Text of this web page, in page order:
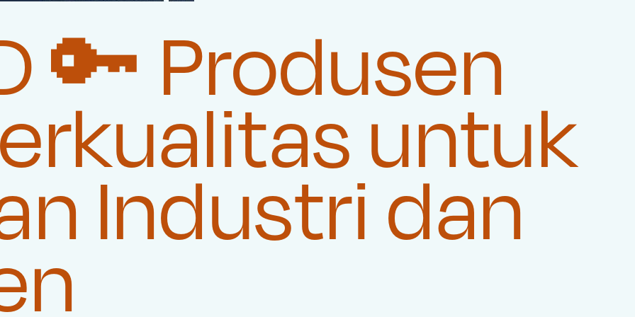
🔑 Produsen
untuk
Industri dan